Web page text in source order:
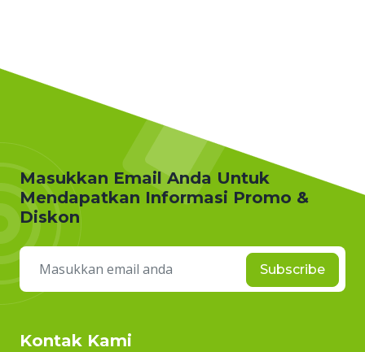
Masukkan Email Anda Untuk
Mendapatkan Informasi Promo &
Diskon
Subscribe
Kontak Kami